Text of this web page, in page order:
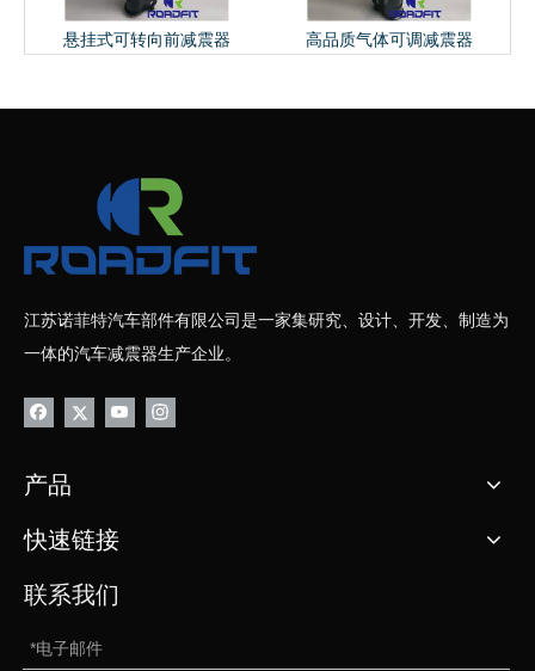
悬挂式可转向前减震器 高品质气体可调减震器
江苏诺菲特汽车部件有限公司是一家集研究、设计、开发、制造为
一体的汽车减震器生产企业。
产品
快速链接
联系我们